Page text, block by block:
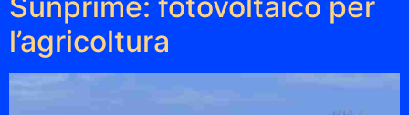
l’agricoltura